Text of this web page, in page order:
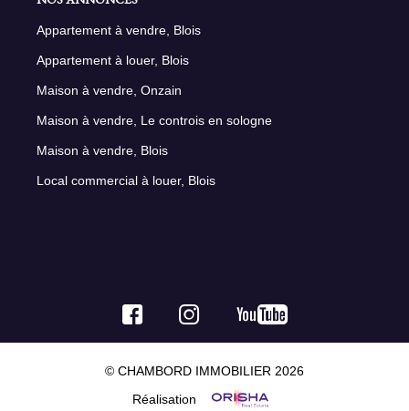
Appartement à vendre, Blois
Appartement à louer, Blois
Maison à vendre, Onzain
Maison à vendre, Le controis en sologne
Maison à vendre, Blois
Local commercial à louer, Blois
© CHAMBORD IMMOBILIER 2026
Réalisation